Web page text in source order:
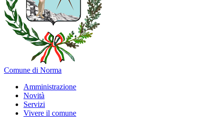
Comune di Norma
Amministrazione
Novità
Servizi
Vivere il comune